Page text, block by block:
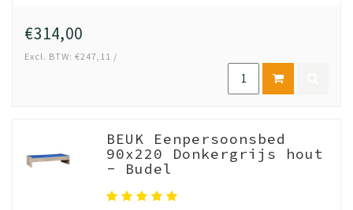
€314,00
Excl. BTW: €247,11 /
BEUK Eenpersoonsbed
90x220 Donkergrijs hout
- Budel